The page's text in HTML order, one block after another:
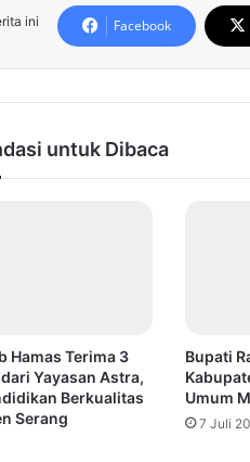
ini Facebook
untuk Dibaca
Hamas Terima 3
Yayasan Astra,
Berkualitas
Serang
Bupati
Umum
7 Juli